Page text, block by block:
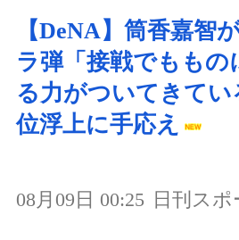
【DeNA】筒香嘉智
ラ弾「接戦でももの
る力がついてきてい
位浮上に手応え
08月09日 00:25 日刊スポ